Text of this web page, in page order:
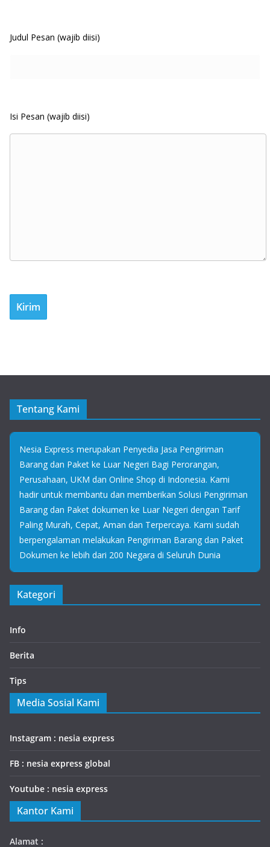
Judul Pesan (wajib diisi)
Isi Pesan (wajib diisi)
Tentang Kami
Nesia Express merupakan Penyedia Jasa Pengiriman
Barang dan Paket ke Luar Negeri Bagi Perorangan,
Perusahaan, UKM dan Online Shop di Indonesia. Kami
hadir untuk membantu dan memberikan Solusi Pengiriman
Barang dan Paket dokumen ke Luar Negeri dengan Tarif
Paling Murah, Cepat, Aman dan Terpercaya. Kami sudah
berpengalaman melakukan Pengiriman Barang dan Paket
Dokumen ke lebih dari 200 Negara di Seluruh Dunia
Kategori
Info
Berita
Tips
Media Sosial Kami
Instagram : nesia express
FB : nesia express global
Youtube : nesia express
Kantor Kami
Alamat :